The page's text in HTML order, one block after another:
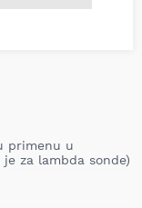
primenu u
za lambda sonde)